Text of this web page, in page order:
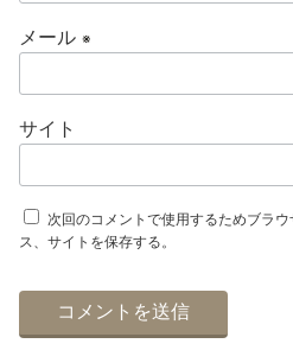
メール ※
サイト
次回のコメントで使用するためブラ
ス、サイトを保存する。